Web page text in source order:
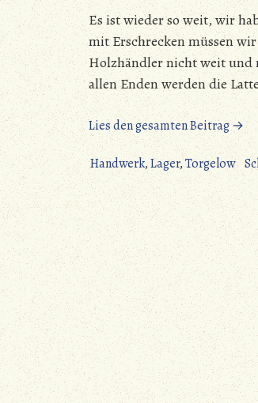
Es ist wieder so weit, wir
mit Erschrecken müssen
Holzhändler nicht weit und
allen Enden werden die
Lies den gesamten Beitrag →
–
Handwerk,Lager,Torgelow